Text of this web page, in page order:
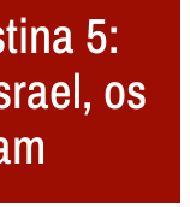
5:
os